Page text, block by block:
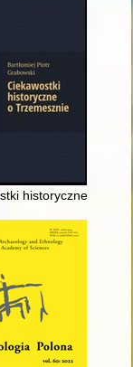
Pluty w latach 1958-
historyczne o